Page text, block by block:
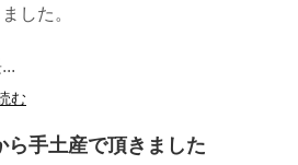
した。
む
ら手土産で頂きました